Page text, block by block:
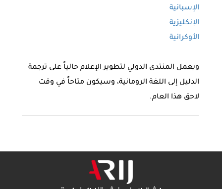
الإسبانية
الإنكليزية
الأوكرانية
ويعمل المنتدى الدولي لتطوير الإعلام حالياً على ترجمة
الدليل إلى اللغة الرومانية، وسيكون متاحاً في وقت
لاحق هذا العام.